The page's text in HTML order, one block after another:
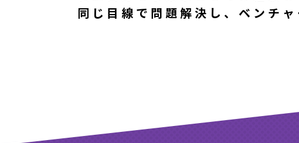
同じ目線で問題解決し、ベンチ